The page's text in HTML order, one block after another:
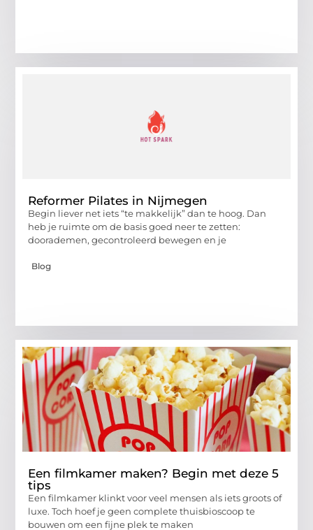
Reformer Pilates in Nijmegen
Begin liever net iets “te makkelijk” dan te hoog. Dan
heb je ruimte om de basis goed neer te zetten:
doorademen, gecontroleerd bewegen en je
Blog
Een filmkamer maken? Begin met deze 5
tips
Een filmkamer klinkt voor veel mensen als iets groots of
luxe. Toch hoef je geen complete thuisbioscoop te
bouwen om een fijne plek te maken